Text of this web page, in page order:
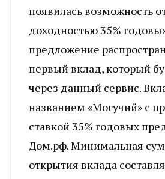
появилась возможность
доходностью 35%
предложение
первый вклад, который
через данный сервис.
названием «Могучий» с
ставкой 35% годовых
Дом.рф. Минимальная
открытия вклада